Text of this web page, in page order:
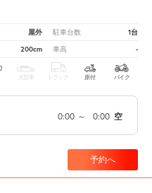
屋外 駐車台数 1台
200cm 車高 -
大型車 トラック 原付 バイク
0:00 ～ 0:00 空
予約へ